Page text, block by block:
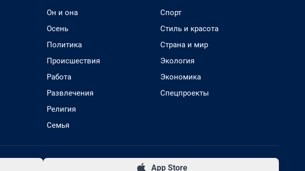
Он и она
Осень
Политика
Происшествия
Работа
Развлечения
Религия
Семья
Спорт
Стиль и красота
Страна и мир
Экология
Экономика
Спецпроекты
App Store